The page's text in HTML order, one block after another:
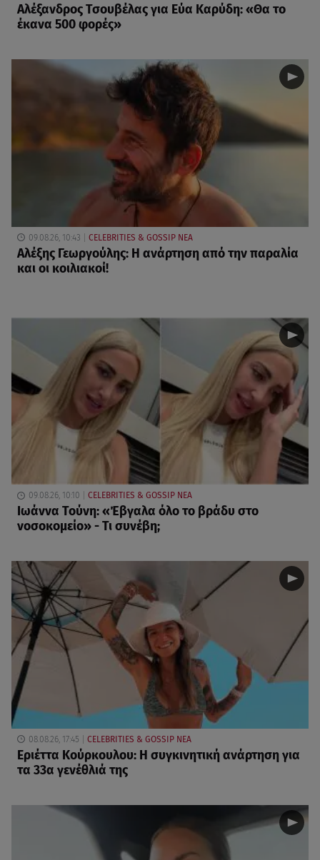
Αλέξανδρος Τσουβέλας για Εύα Καρύδη: «Θα το
έκανα 500 φορές»
09.08.26, 10:43 CELEBRITIES & GOSSIP ΝΕΑ
Αλέξης Γεωργούλης: Η ανάρτηση από την παραλία
και οι κοιλιακοί!
09.08.26, 10:10 CELEBRITIES & GOSSIP ΝΕΑ
Ιωάννα Τούνη: «Έβγαλα όλο το βράδυ στο
νοσοκομείο» - Τι συνέβη;
08.08.26, 17:45 CELEBRITIES & GOSSIP ΝΕΑ
Εριέττα Κούρκουλου: Η συγκινητική ανάρτηση για
τα 33α γενέθλιά της